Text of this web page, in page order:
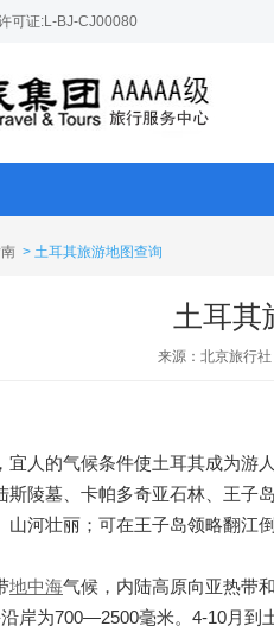
可证:L-BJ-CJ00080
> 土耳其旅游地图查询
土耳其
来源：北京旅行社
宜人的气候条件使土耳其成为游
斯陵墓、卡帕多奇亚石林、王子
山河壮丽；可在王子岛领略翻江
地中海气候，内陆高原向亚热带
岸为700—2500毫米。4-10月到